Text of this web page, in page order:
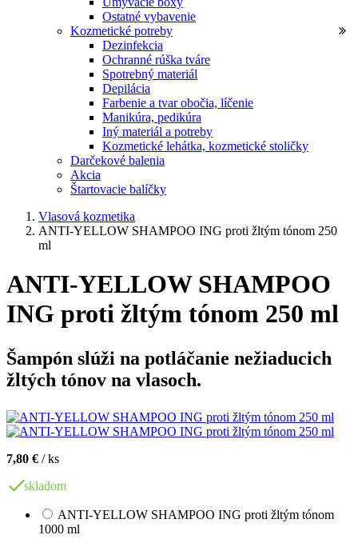
Ostatné vybavenie
Kozmetické potreby
Dezinfekcia
Ochranné rúška tváre
Spotrebný materiál
Depilácia
Farbenie a tvar obočia, líčenie
Manikúra, pedikúra
Iný materiál a potreby
Kozmetické lehátka, kozmetické stoličky
Darčekové balenia
Akcia
Štartovacie balíčky
Vlasová kozmetika
ANTI-YELLOW SHAMPOO ING proti žltým tónom 250
ml
ANTI-YELLOW SHAMPOO
ING proti žltým tónom 250 ml
Šampón slúži na potláčanie nežiaducich
žltých tónov na vlasoch.
7,80 € / ks
skladom
ANTI-YELLOW SHAMPOO ING proti žltým tónom
1000 ml